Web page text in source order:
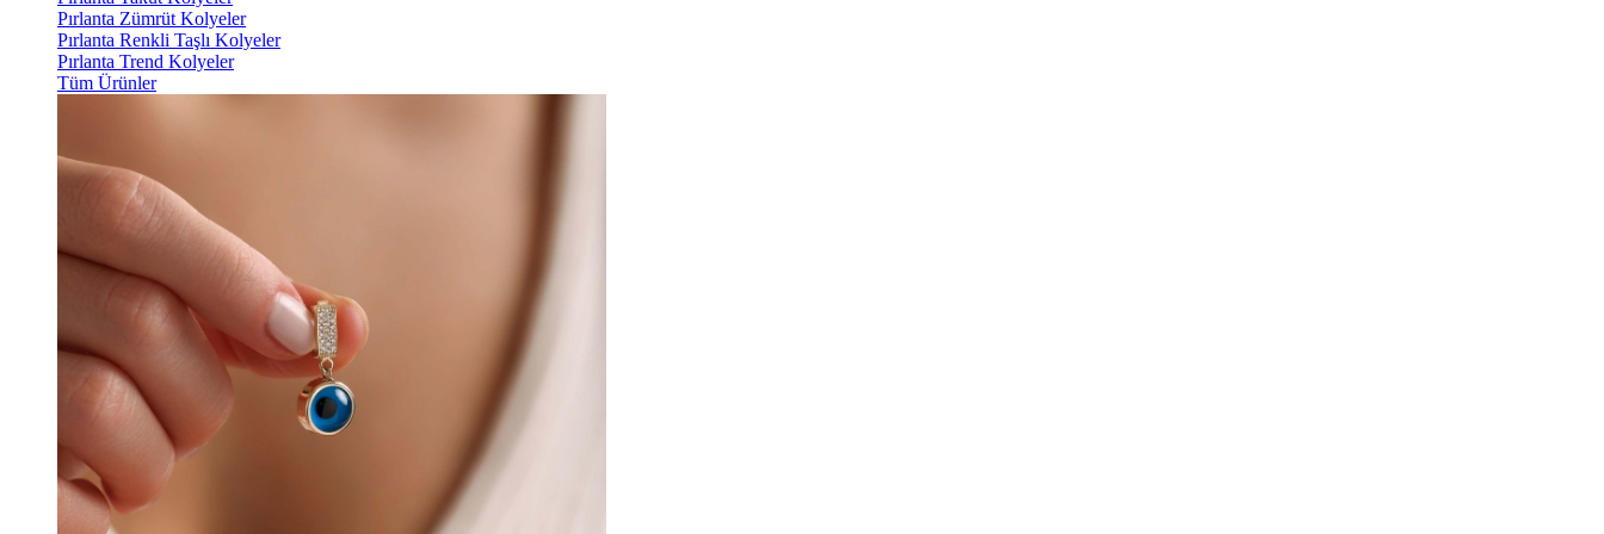
Pırlanta Zümrüt Kolyeler
Pırlanta Renkli Taşlı Kolyeler
Pırlanta Trend Kolyeler
Tüm Ürünler